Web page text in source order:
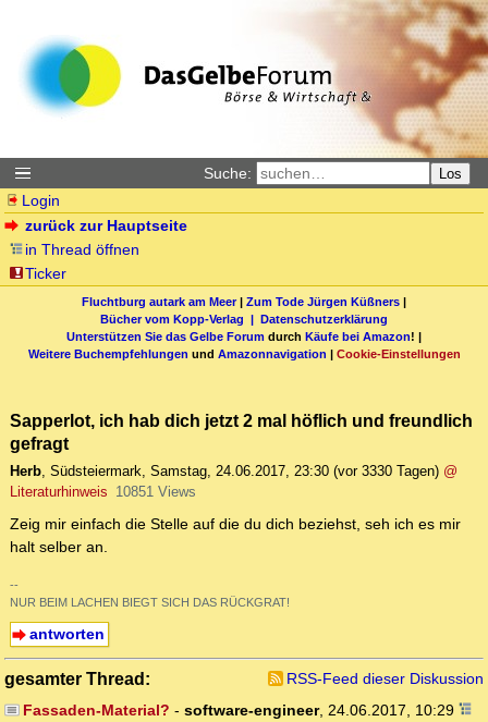
Suche: Los
Login
zurück zur Hauptseite
in Thread öffnen
Ticker
Fluchtburg autark am Meer| Zum Tode Jürgen Küßners |
Bücher vom Kopp-Verlag | Datenschutzerklärung
Unterstützen Sie das Gelbe Forum durch Käufe bei Amazon! |
Weitere Buchempfehlungen und Amazonnavigation | Cookie-Einstellungen
Sapperlot, ich hab dich jetzt 2 mal höflich und freundlich
gefragt
Herb, Südsteiermark, Samstag, 24.06.2017, 23:30 (vor 3330 Tagen) @
Literaturhinweis 10851 Views
Zeig mir einfach die Stelle auf die du dich beziehst, seh ich es mir
halt selber an.
--
NUR BEIM LACHEN BIEGT SICH DAS RÜCKGRAT!
antworten
gesamter Thread:
RSS-Feed dieser Diskussion
Fassaden-Material? - software-engineer, 24.06.2017, 10:29